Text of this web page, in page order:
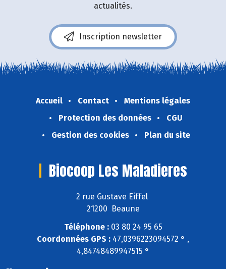
actualités.
Inscription newsletter
Accueil Contact
Mentions légales
Protection des données
CGU
Gestion des cookies
Plan du site
Biocoop Les Maladieres
2 rue Gustave Eiffel
21200 Beaune
Téléphone :03 80 24 95 65
Coordonnées GPS : 47,0396223094572 ° ,
4,84748489947515 °